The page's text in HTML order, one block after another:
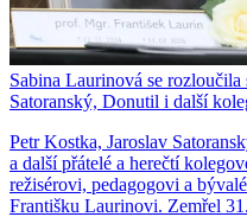
Sabina Laurinová se
Satoranský, Donutil i další
Petr Kostka, Jaroslav
a další přátelé a herečtí
režisérovi, pedagogovi a
Františku Laurinovi. Zemřel